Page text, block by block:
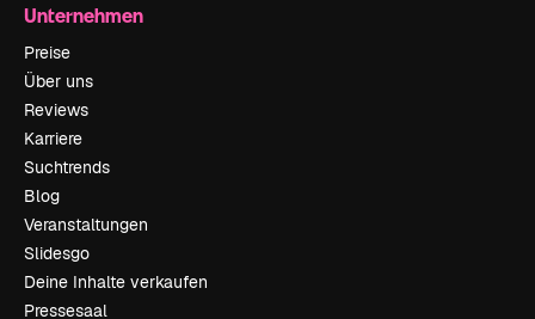
Unternehmen
Preise
Über uns
Reviews
Karriere
Suchtrends
Blog
Veranstaltungen
Slidesgo
Deine Inhalte verkaufen
Pressesaal